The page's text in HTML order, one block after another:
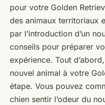
pour votre Golden
des animaux territoriaux
par l’introduction d’un
conseils pour préparer
expérience. Tout
nouvel animal à votre
étape. Vous pouvez
chien sentir l’odeur du